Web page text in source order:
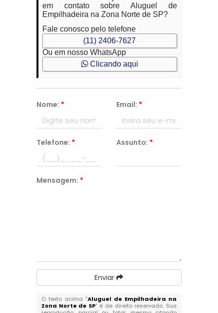
em contato sobre Aluguel de
Empilhadeira na Zona Norte de SP?
Fale conosco pelo telefone
(11) 2406-7627
Ou em nosso WhatsApp
Clicando aqui
Nome: * Email: *
Telefone: * Assunto: *
Mensagem: *
Enviar
O texto acima "Aluguel de Empilhadeira na
Zona Norte de SP" é de direito reservado. Sua